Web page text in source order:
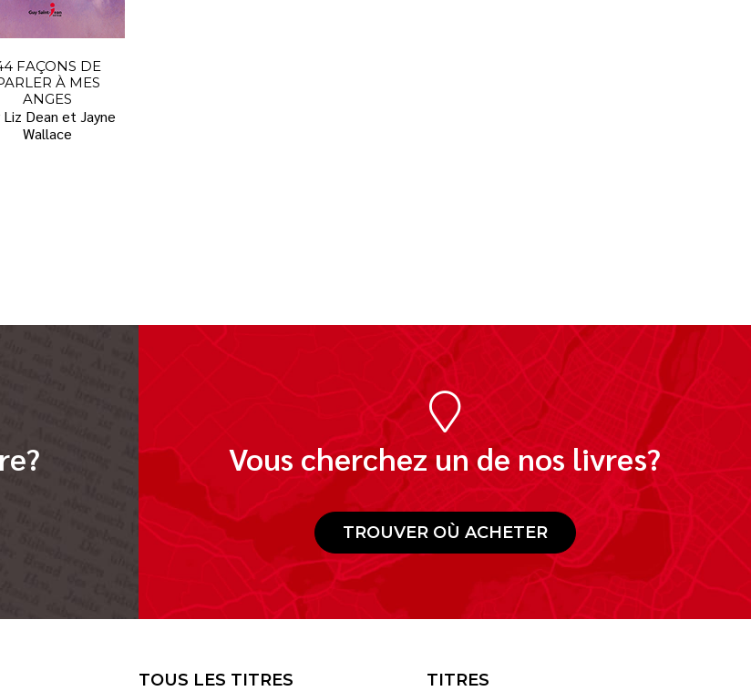
FAÇONS DE
À MES
ANGES
Liz Dean et Jayne
Wallace
Vous cherchez un de nos livres?
TROUVER OÙ ACHETER
TOUS LES TITRES
TITRES